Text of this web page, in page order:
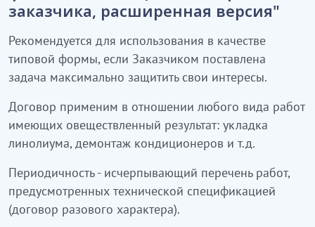
заказчика, расширенная версия"
Рекомендуется для использования в качестве
типовой формы, если Заказчиком поставлена
задача максимально защитить свои интересы.
Договор применим в отношении любого вида работ
имеющих овеществленный результат: укладка
линолиума, демонтаж кондиционеров и т.д.
Периодичность - исчерпывающий перечень работ,
предусмотренных технической спецификацией
(договор разового характера).